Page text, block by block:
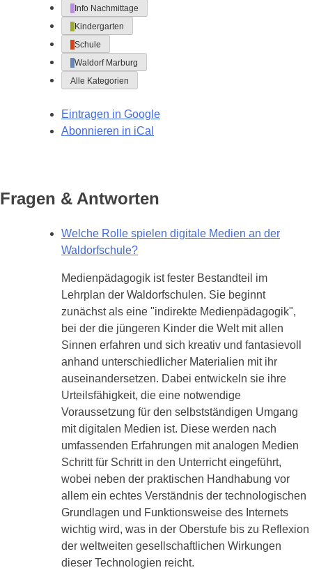
Info Nachmittage
Kindergarten
Schule
Waldorf Marburg
Alle Kategorien
Eintragen in Google
Abonnieren in iCal
Fragen & Antworten
Welche Rolle spielen digitale Medien an der
Waldorfschule?
Medienpädagogik ist fester Bestandteil im
Lehrplan der Waldorfschulen. Sie beginnt
zunächst als eine "indirekte Medienpädagogik",
bei der die jüngeren Kinder die Welt mit allen
Sinnen erfahren und sich kreativ und fantasievoll
anhand unterschiedlicher Materialien mit ihr
auseinandersetzen. Dabei entwickeln sie ihre
Urteilsfähigkeit, die eine notwendige
Voraussetzung für den selbstständigen Umgang
mit digitalen Medien ist. Diese werden nach
umfassenden Erfahrungen mit analogen Medien
Schritt für Schritt in den Unterricht eingeführt,
wobei neben der praktischen Handhabung vor
allem ein echtes Verständnis der technologischen
Grundlagen und Funktionsweise des Internets
wichtig wird, was in der Oberstufe bis zu Reflexion
der weltweiten gesellschaftlichen Wirkungen
dieser Technologien reicht.